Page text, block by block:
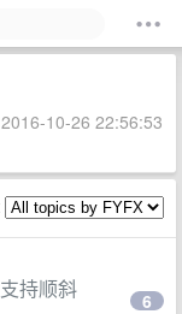
10-26 22:56:53
持顺斜
6